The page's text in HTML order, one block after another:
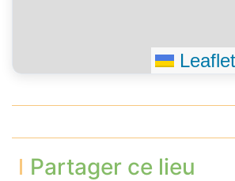
Leaflet
Partager ce lieu